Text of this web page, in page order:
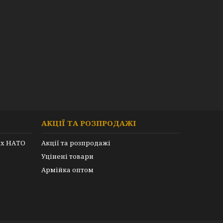
НАТО
АКЦІЇ ТА РОЗПРОДАЖІ
Акції та розпродажі
Уцінені товари
Армійка оптом